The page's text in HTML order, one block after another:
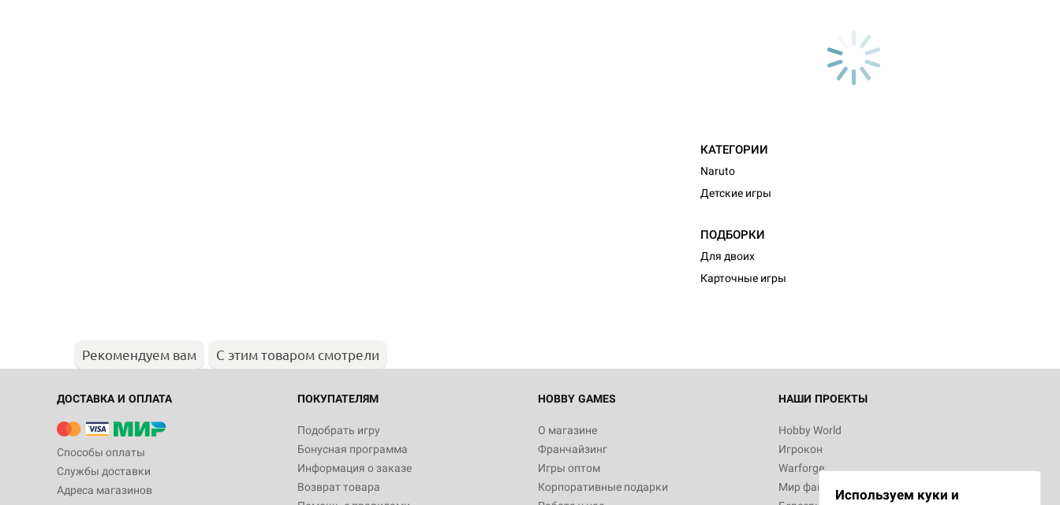
КАТЕГОРИИ
Naruto
Детские игры
ПОДБОРКИ
Для двоих
Карточные игры
Рекомендуем вам С этим товаром смотрели
ДОСТАВКА И ОПЛАТА
Способы оплаты
Службы доставки
Адреса магазинов
ПОКУПАТЕЛЯМ
Подобрать игру
Бонусная программа
Информация о заказе
Возврат товара
HOBBY GAMES
О магазине
Франчайзинг
Игры оптом
Корпоративные подарки
НАШИ ПРОЕКТЫ
Hobby World
Игрокон
Warforge
Мир фантастикиИспользуем куки и